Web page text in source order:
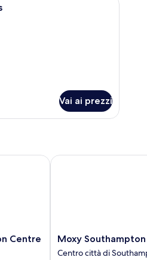
Vai ai prezzi
Centre
Moxy
Southampton
Moxy Southampton
Centro città di
Moxy Southampton